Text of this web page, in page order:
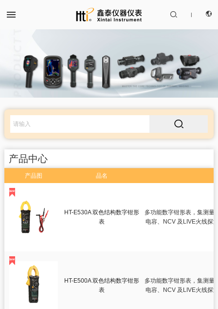
产品中心
服务支持
关于我们
 | 

产品中心
红外热成像仪
红外测温仪
智慧健康
环境测试仪
产品图 品名
HT-E530A 双色结构数字钳形
表
多功能数字钳形表，集测量
电容、NCV 及LIVE火线探
HT-E500A 双色结构数字钳形
表
多功能数字钳形表，集测量
电容、NCV 及LIVE火线探